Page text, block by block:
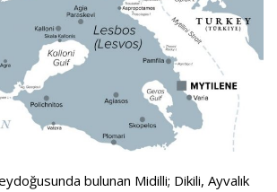
bulunan Midilli; Dikili, Ayvalık